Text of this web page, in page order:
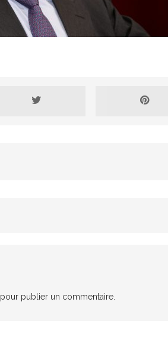
[ 2 février 2026 ] Washington refuse
[ 9 février 2026 ] La fièvre IA dévore
pour publier un commentaire.